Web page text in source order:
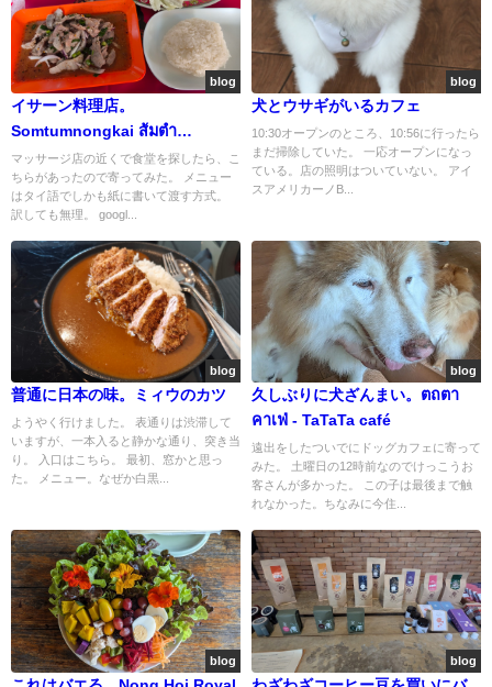
blog
イサーン料理店。
Somtumnongkai ส้มตำ
หนองคาย สาขา1
マッサージ店の近くで食堂を探したら、こ
ちらがあったので寄ってみた。 メニュー
はタイ語でしかも紙に書いて渡す方式。
訳しても無理。 googl...
blog
犬とウサギがいるカフェ
10:30オープンのところ、10:56に行ったら
まだ掃除していた。 一応オープンになっ
ている。店の照明はついていない。 アイ
スアメリカーノB...
blog
普通に日本の味。ミィウのカツ
ようやく行けました。 表通りは渋滞して
いますが、一本入ると静かな通り、突き当
り。 入口はこちら。 最初、窓かと思っ
た。 メニュー。なぜか白黒...
blog
久しぶりに犬ざんまい。ตถตา
คาเฟ่ - TaTaTa café
遠出をしたついでにドッグカフェに寄って
みた。 土曜日の12時前なのでけっこうお
客さんが多かった。 この子は最後まで触
れなかった。ちなみに今住...
blog blog